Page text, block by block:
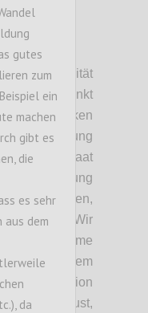
Souveränität
den
Punkt
Denken
Abschottung
Staat
Auswirkung
führen,
würde.
Wir
vollkomme
System
Kombination
gutes
zum
ein
machen
gibt es
die
es sehr
aus dem
da